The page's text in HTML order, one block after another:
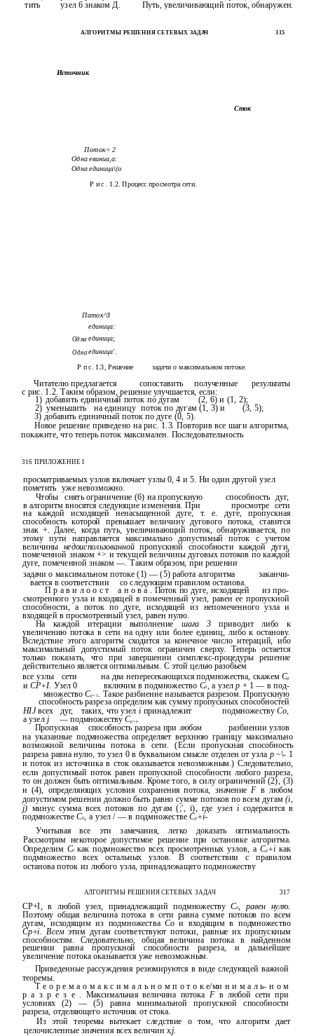
тить
узел 6 знаком Д. Путь, увеличивающий поток, обнаружен.
АЛГОРИТМЫ РЕШЕНИЯ СЕТЕВЫХ ЗАДАЧ 315
Источник
Сток
Поток= 2
Одна евиниа,а:
Одна единица\(о
Р и с . 1.2. Процесс просмотра сети.
Паток^З
единица:
Одна единица;
Одна единица'.
Р п с. 1.3, Решение задачи о максимальном потоке.
Читателю предлагается сопоставить полученные
результаты
с рис. 1.2. Таким образом, решение улучшается, если:
1) добавить единичный поток по дугам
(2, 6) и (1, 2);
2) уменьшить на единицу поток по дугам (1, 3) и
(3, 5);
3) добавить единичный поток по дуге (0, 5).
Новое решение приведено на рис. 1.3. Повторив все шаги алгоритма,
покажите, что теперь поток максимален. Последовательность
316 ПРИЛОЖЕНИЕ I
просматриваемых узлов включает узлы 0, 4 и 5. Ни один другой узел
пометить
уже невозможно.
Чтобы
снять ограничение (6) на пропускную способность
дуг,
в алгоритм вносятся следующие изменения. При
просмотре
сети
на каждой исходящей ненасыщенной дуге, т. е. дуге, пропускная
способность которой превышает величину дугового потока, ставится
знак +. Далее, когда путь, увеличивающий поток, обнаруживается, по
этому пути направляется максимально допустимый поток с учетом
величины недоиспользованнойпропускной способности каждой дуги,
помеченной знаком +> и текущей величины дуговых потоков по каждой
дуге, помеченной знаком —. Таким образом, при решении
задачи о максимальном потоке (1) — (5) работа алгоритма
заканчи-
вается в соответствии
со следующим правилом останова.
П р а в и л о о с т
а н о в а . Поток по дуге, исходящей
из про-
смотренного узла и входящей в помеченный узел, равен ее пропускной
способности, а поток по дуге, исходящей из непомеченного узла и
входящей в просмотренный узел, равен нулю.
На каждой итерации выполнение шага 3приводит либо к
увеличению потока в сети на одну или более единиц, либо к останову.
Вследствие этого алгоритм сходится за конечное число итераций, ибо
максимальный допустимый поток ограничен сверху. Теперь остается
только показать, что при завершении симплекс-процедуры решение
действительно является оптимальным. С этой целью разобьем
все узлы
сети на два непересекающихся подмножества, скажем С0
иCP+I.Узел 0 включим в подмножество С0 ,а узелр + 1 — в под-
множествоСр+1
Такое разбиение называется разрезом. Пропускную
способность разреза определим как сумму пропускных способностей
HIJвсех дуг, таких, что узел i принадлежит подмножеству Со,
а узел j — подмножествуCp+i.
Пропускная
способность разреза прилюбом
разбиении узлов
на указанные подмножества определяет верхнюю границу максимально
возможной величины потока в сети. (Если пропускная способность
разреза равна нулю, то узел 0 в буквальном смысле отделен от узла р ~\- 1
и поток из источника в сток оказывается невозможным.) Следовательно,
если допустимый поток равен пропускной способности любого разреза,
то он должен быть оптимальным. Кроме того, в силу ограничений (2), (3)
и (4), определяющих условия сохранения потока, значениеFв любом
допустимом решении должно быть равно сумме потоков по всем дугам (i,
j) минус сумма всех потоков по дугам (;', i), где узел iсодержится в
подмножествеС0,а узел / — в подмножествеCp+i-
Учитывая все эти замечания, легко доказать оптимальность.
Рассмотрим некоторое допустимое решение при остановке алгоритма.
Определим С0 как подмножество всех просмотренных узлов, aCp+iкак
подмножество всех остальных узлов. В соответствии с правилом
останова поток из любого узла, принадлежащего подмножеству
АЛГОРИТМЫ РЕШЕНИЯ СЕТЕВЫХ ЗАДАЧ 317
CP+I, в любой узел, принадлежащий подмножествуС0, равен нулю.
Поэтому общая величина потока в сети равна сумме потоков по всем
дугам, исходящим из подмножестваСои входящим в подмножество
Cp+i. Всемэтим дугам соответствуют потоки, равные их пропускным
способностям. Следовательно, общая величина потока в найденном
решении равна пропускной способности разреза, и дальнейшее
увеличение потока оказывается уже невозможным.
Приведенные рассуждения резюмируются в виде следующей важной
теоремы.
Т е о р е м а о м а к с и м а л ь н о м п о т о к е/ми н и м а л ь- н о м
р а з р е з е . Максимальная величина потока F в любой сети при
условиях (2) — (5) равна минимальной пропускной способности
разреза, отделяющего источник от стока.
Из этой теоремы вытекает следствие о том, что алгоритм дает
целочисленные значения всех величин xtj.